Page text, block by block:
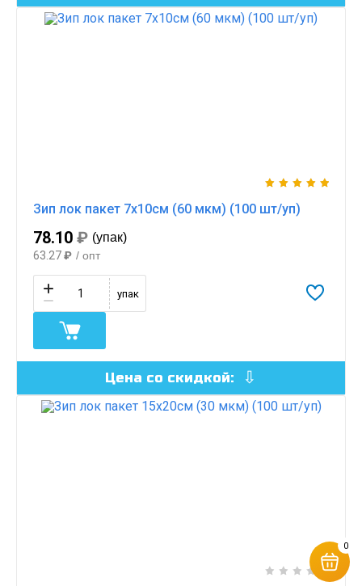
Зип лок пакет 7х10см (60 мкм) (100 шт/уп)
78.10 ₽ (упак)
63.27₽ / опт
упак
Цена со скидкой:
0